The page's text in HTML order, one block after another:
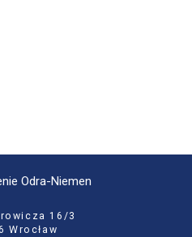
Odra-Niemen
16/3
Wrocław